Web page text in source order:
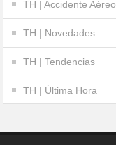
TH | Accidente Aéreo
TH | Novedades
TH | Tendencias
TH | Última Hora